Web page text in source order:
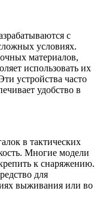
с
условиях.
материалов,
использовать их
устройства часто
удобство в
в тактических
Многие модели
к снаряжению.
для
выживания или во